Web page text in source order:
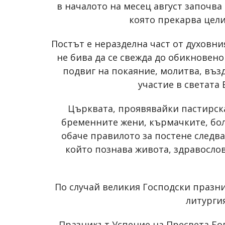
в началото на месец август
която прекарва
Постът е неразделна част от
не бива да се свежда до
подвиг на покаяние, молитва,
участие в
Църквата, проявявайки
бременните жени, кърмачките,
обаче правилото за постене
който познава живота,
По случай великия Господски